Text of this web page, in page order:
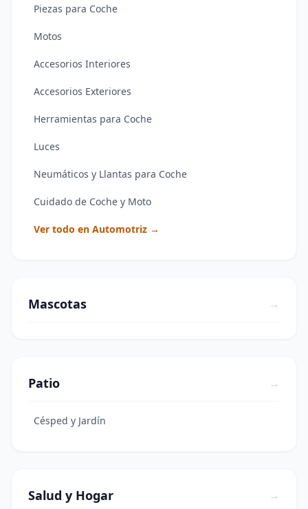
Piezas para Coche
Motos
Accesorios Interiores
Accesorios Exteriores
Herramientas para Coche
Luces
Neumáticos y Llantas para Coche
Cuidado de Coche y Moto
Ver todo en Automotriz →
Mascotas →
Patio →
Césped y Jardín
Salud y Hogar →